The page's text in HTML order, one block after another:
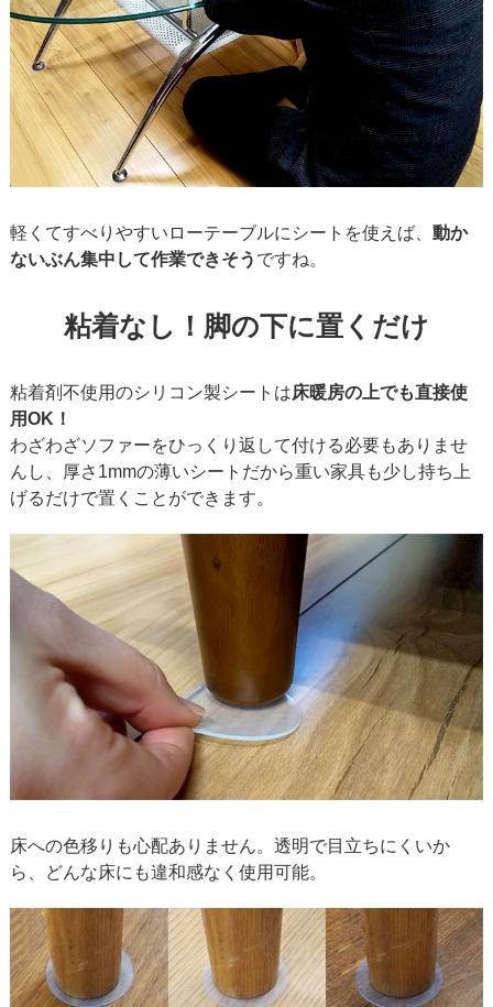
軽くてすべりやすいローテーブルにシートを使えば、 動か
ないぶん集中して作業できそう ですね。
粘着なし！脚の下に置くだけ
粘着剤不使用のシリコン製シートは床暖房の上でも直接使
用OK！
わざわざソファーをひっくり返して付ける必要もありませ
んし、厚さ1mmの薄いシートだから重い家具も少し持ち上
げるだけで置くことができます。
床への色移りも心配ありません。 透明で目立ちにくいか
ら、どんな床にも違和感なく使用可能。